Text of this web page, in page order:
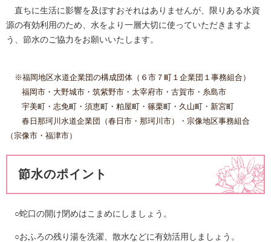
直ちに生活に影響を及ぼすおそれはありませんが、限りある水資
源の有効利用のため、水をより一層大切に使っていただきますよ
う、節水のご協力をお願いいたします。
※福岡地区水道企業団の構成団体（６市７町１企業団１事務組合）
福岡市・大野城市・筑紫野市・太宰府市・古賀市・糸島市
宇美町・志免町・須恵町・粕屋町・篠栗町・久山町・新宮町
春日那珂川水道企業団（春日市・那珂川市）・宗像地区事務組合
（宗像市・福津市）
節水のポイント
○蛇口の開け閉めはこまめにしましょう。
○おふろの残り湯を洗濯、散水などに有効活用しましょう。